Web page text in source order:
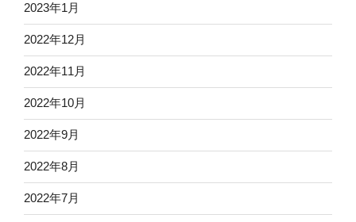
2023年1月
2022年12月
2022年11月
2022年10月
2022年9月
2022年8月
2022年7月